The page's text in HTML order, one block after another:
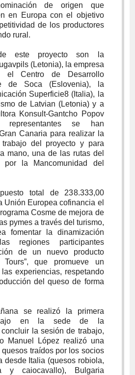
de origen que
en Europa con el objetivo
de los productores
rural.
este proyecto son la
(Letonia), la empresa
el Centro de Desarrollo
de Soca (Eslovenia), la
Superficie8 (Italia), la
de Latvian (Letonia) y a
Konsult-Gantcho Popov
representantes se han
Canaria para realizar la
del proyecto y para
mano, una de las rutas del
por la Mancomunidad del
total de 238.333,00
Unión Europea cofinancia el
Cosme de mejora de
pymes a través del turismo,
fomentar la dinamización
regiones participantes
de un nuevo producto
Tours”, que promueve un
experiencias, respetando
del queso de forma
se realizó la primera
en la sede de la
la sesión de trabajo,
Manuel López realizó una
traídos por los socios
desde Italia (quesos robiola,
y caiocavallo), Bulgaria